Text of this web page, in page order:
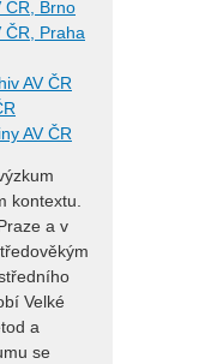
ČR, Brno
ČR, Praha
AV ČR
AV ČR
kontextu.
a v
Velké
a
se